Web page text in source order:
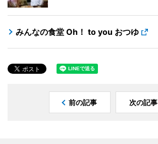
みんなの食堂 Oh！ to you おつゆ
前の記事 次の記事